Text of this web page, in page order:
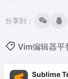
分享到：
Vim编辑器平
Sublime